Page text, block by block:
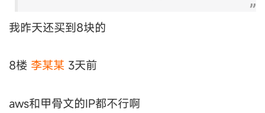
我昨天还买到8块的
8楼 李某某 3天前
aws和甲骨文的IP都不行啊